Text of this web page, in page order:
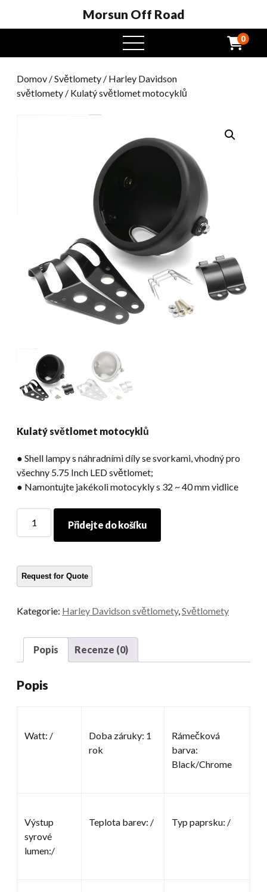
Morsun Off Road
Otevřená
nabídka
0
Domov /Světlomety / Harley Davidson
světlomety / Kulatý světlomet motocyklů
Kulatý světlomet motocyklů
● Shell lampy s náhradními díly se svorkami, vhodný pro
všechny 5.75 Inch LED světlomet;
● Namontujte jakékoli motocykly s 32 ~ 40 mm vidlice
světlomet
motocyklů
Přidejte do košíku
Kategorie: Harley Davidson světlomety, Světlomety
Popis Recenze (0)
Popis
Watt: /
Doba záruky: 1
rok
Rámečková
barva:
Black/Chrome
Výstup
syrové
lumen:/
Teplota barev: / Typ paprsku: /